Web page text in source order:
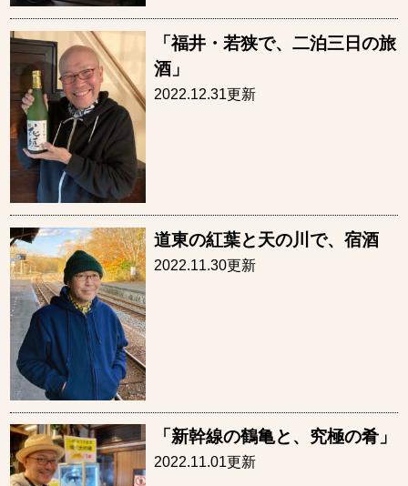
「福井・若狭で、二泊三日の旅
酒」
2022.12.31更新
道東の紅葉と天の川で、宿酒
2022.11.30更新
「新幹線の鶴亀と、究極の肴」
2022.11.01更新